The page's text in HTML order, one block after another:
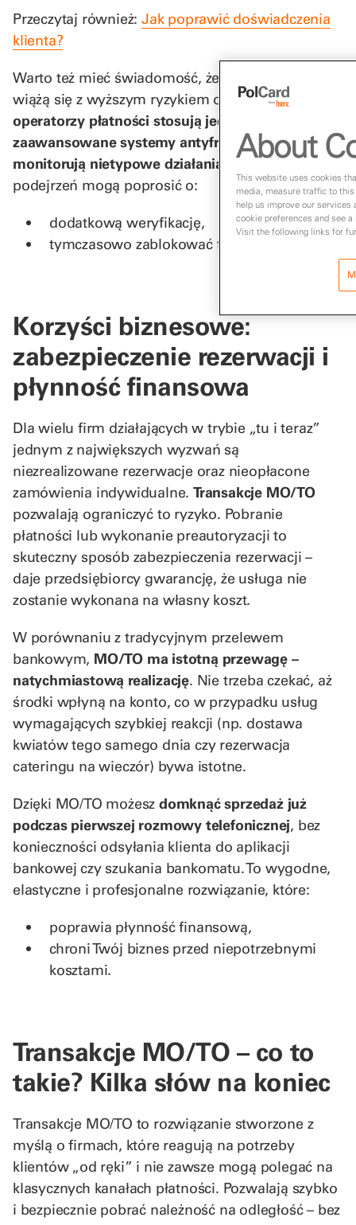
Przeczytaj również:Jak poprawić doświadczenia
klienta?
Warto też mieć świadomość, że transakcje MO/TO
wiążą się z wyższym ryzykiem oszustw.Banki i
operatorzy płatności stosują jednak
zaawansowane systemy antyfraudowe, które
monitorują nietypowe działania.
W razie
podejrzeń mogą poprosić o:
dodatkową weryfikację,
tymczasowo zablokować transakcję.
Korzyści biznesowe:
zabezpieczenie rezerwacji i
płynność finansowa
Dla wielu firm działających w trybie „tu i teraz”
jednym z największych wyzwań są
niezrealizowane rezerwacje oraz nieopłacone
zamówienia indywidualne.Transakcje MO/TO
pozwalają ograniczyć to ryzyko. Pobranie
płatności lub wykonanie preautoryzacji to
skuteczny sposób zabezpieczenia rezerwacji –
daje przedsiębiorcy gwarancję, że usługa nie
zostanie wykonana na własny koszt.
W porównaniu z tradycyjnym przelewem
bankowym, MO/TO ma istotną przewagę –
natychmiastową realizację. Nie trzeba czekać, aż
środki wpłyną na konto, co w przypadku usług
wymagających szybkiej reakcji (np. dostawa
kwiatów tego samego dnia czy rezerwacja
cateringu na wieczór) bywa istotne.
Dzięki MO/TO możesz domknąć sprzedaż już
podczas pierwszej rozmowy telefonicznej, bez
konieczności odsyłania klienta do aplikacji
bankowej czy szukania bankomatu. To wygodne,
elastyczne i profesjonalne rozwiązanie, które:
poprawia płynność finansową,
chroni Twój biznes przed niepotrzebnymi
kosztami.
Transakcje MO/TO – co to
takie? Kilka słów na koniec
Transakcje MO/TO to rozwiązanie stworzone z
myślą o firmach, które reagują na potrzeby
klientów „od ręki” i nie zawsze mogą polegać na
klasycznych kanałach płatności. Pozwalają szybko
i bezpiecznie pobrać należność na odległość – bez
About
This website uses cookies
media, measure traffic to
help us improve our services
cookie preferences and see
Visit the following links for